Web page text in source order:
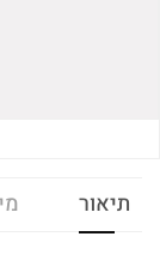
תיאור